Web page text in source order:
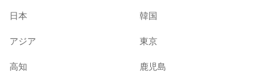
日本 韓国
アジア 東京
高知 鹿児島